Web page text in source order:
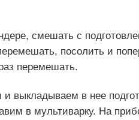
смешать с
посолить и
перемешать.
выкладываем в нее
в мультиварку. На